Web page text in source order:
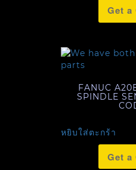
Get a
FANUC
SPINDLE
หยิบใส่ตะกร้า
Get a